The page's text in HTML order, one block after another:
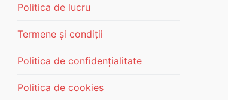
Politica de lucru
Termene și condiții
Politica de confidențialitate
Politica de cookies